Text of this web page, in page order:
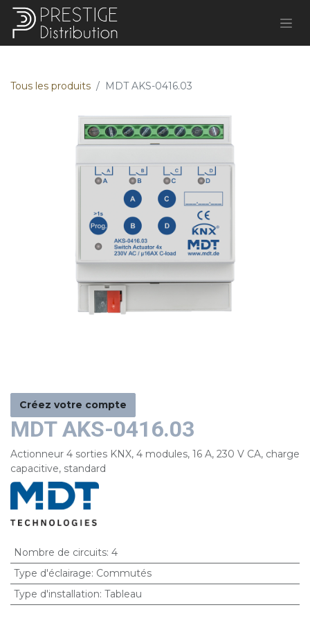
Tous les produits MDT AKS-0416.03
Créez votre compte
MDT AKS-0416.03
Actionneur 4 sorties KNX, 4 modules, 16 A, 230 V CA, charge
capacitive, standard
Nombre de circuits: 4
Type d'éclairage: Commutés
Type d'installation: Tableau